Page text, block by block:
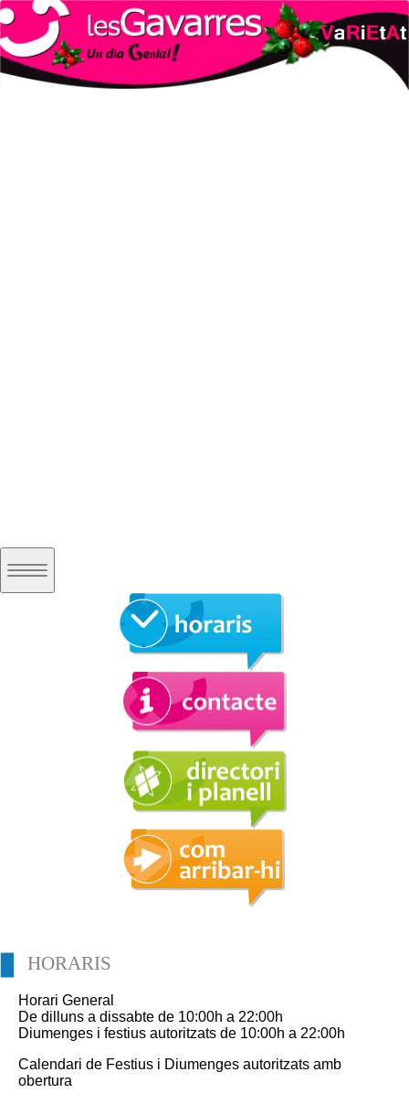
HORARIS
Horari General
De dilluns a dissabte de 10:00h a 22:00h
Diumenges i festius autoritzats de 10:00h a 22:00h
Calendari de Festius i Diumenges autoritzats amb
obertura